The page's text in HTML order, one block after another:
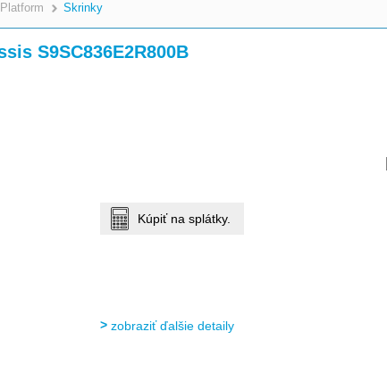
>
Skrinky
S9SC836E2R800B
Kúpiť na splátky.
zobraziť ďalšie detaily